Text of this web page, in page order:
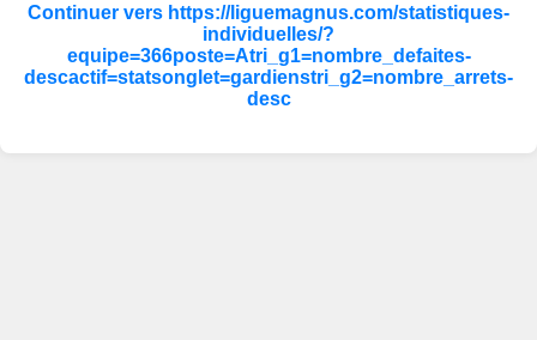
Continuer vers https://liguemagnus.com/statistiques-
individuelles/?
equipe=366poste=Atri_g1=nombre_defaites-
descactif=statsonglet=gardienstri_g2=nombre_arrets-
desc